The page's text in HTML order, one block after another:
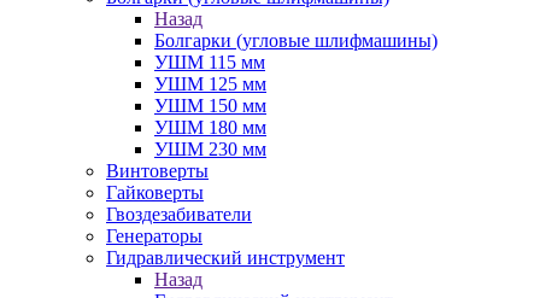
Назад
Болгарки (угловые шлифмашины)
УШМ 115 мм
УШМ 125 мм
УШМ 150 мм
УШМ 180 мм
УШМ 230 мм
Винтоверты
Гайковерты
Гвоздезабиватели
Генераторы
Гидравлический инструмент
Назад